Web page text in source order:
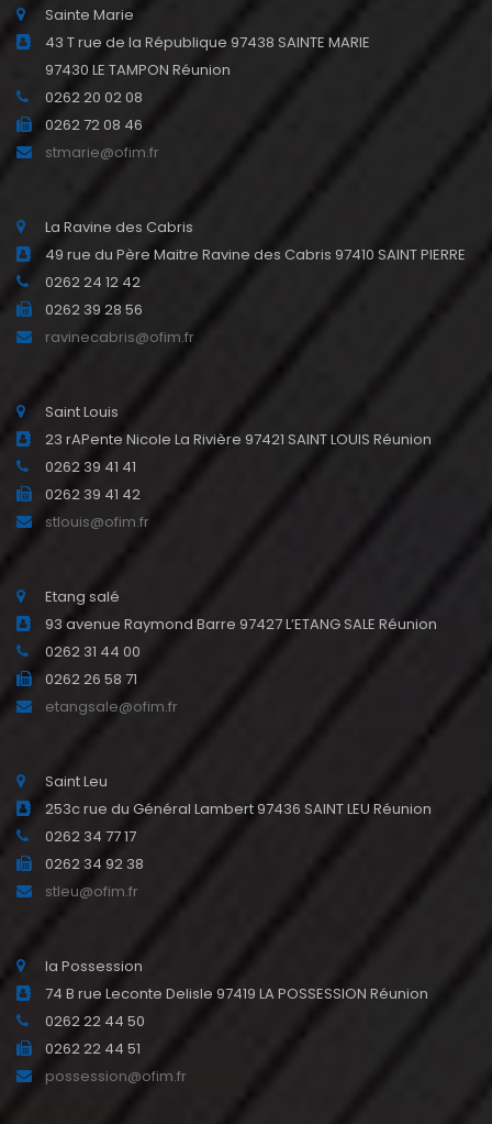
Sainte Marie
43 T rue de la République 97438 SAINTE MARIE
97430 LE TAMPON Réunion
0262 20 02 08
0262 72 08 46
stmarie@ofim.fr
La Ravine des Cabris
49 rue du Père Maitre Ravine des Cabris 97410 SAINT PIERRE
0262 24 12 42
0262 39 28 56
ravinecabris@ofim.fr
Saint Louis
23 rAPente Nicole La Rivière 97421 SAINT LOUIS Réunion
0262 39 41 41
0262 39 41 42
stlouis@ofim.fr
Etang salé
93 avenue Raymond Barre 97427 L’ETANG SALE Réunion
0262 31 44 00
0262 26 58 71
etangsale@ofim.fr
Saint Leu
253c rue du Général Lambert 97436 SAINT LEU Réunion
0262 34 77 17
0262 34 92 38
stleu@ofim.fr
la Possession
74 B rue Leconte Delisle 97419 LA POSSESSION Réunion
0262 22 44 50
0262 22 44 51
possession@ofim.fr